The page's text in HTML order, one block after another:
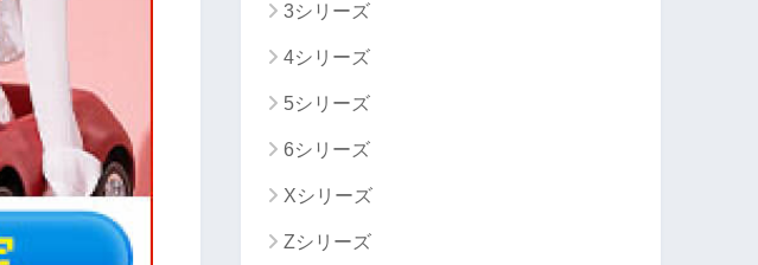
3シリーズ
4シリーズ
5シリーズ
6シリーズ
Xシリーズ
Zシリーズ